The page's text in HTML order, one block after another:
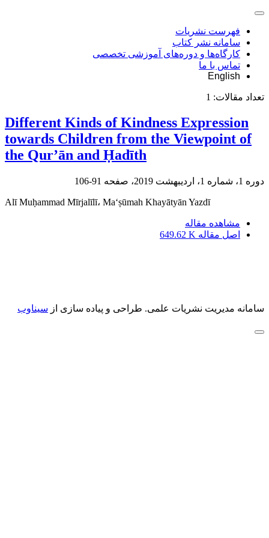
فهرست نشریات
سامانه نشر کتاب
کارگاه‌ها و دوره‌های آموزشی تخصصی
تماس با ما
English
تعداد مقالات: 1
Different Kinds of Kindness Expression
towards Children from the Viewpoint of
the Qur’ān and Ḥadīth
دوره 1، شماره 1، اردیبهشت 2019، صفحه 91-106
Alī Muḥammad Mīrjalīlī، Ma‘ṣūmah Khayātyān Yazdī
مشاهده مقاله
اصل مقاله 649.62 K
سامانه مدیریت نشریات علمی. طراحی و پیاده سازی از سیناوب